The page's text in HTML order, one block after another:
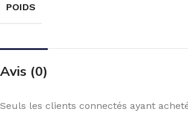
POIDS
Avis (0)
Seuls les clients connectés ayant